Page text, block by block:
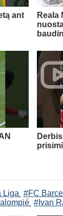
ant
Reala
Liga #FC
#Ivan